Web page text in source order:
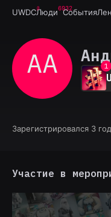
UWDCЛюди6932
События
АА
0
1
2
3
6
Зарегистрировался 3
Участие в